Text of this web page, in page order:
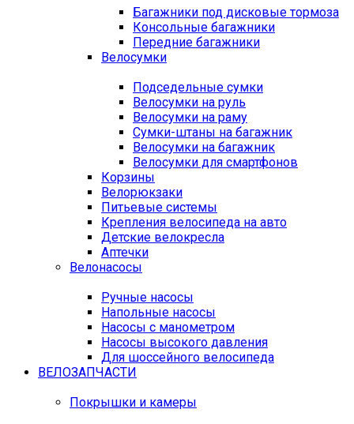
Багажники под дисковые тормоза
Консольные багажники
Передние багажники
Велосумки
Подседельные сумки
Велосумки на руль
Велосумки на раму
Сумки-штаны на багажник
Велосумки на багажник
Велосумки для смартфонов
Корзины
Велорюкзаки
Питьевые системы
Крепления велосипеда на авто
Детские велокресла
Аптечки
Велонасосы
Ручные насосы
Напольные насосы
Насосы с манометром
Насосы высокого давления
Для шоссейного велосипеда
ВЕЛОЗАПЧАСТИ
Покрышки и камеры